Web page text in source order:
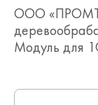
ООО
Модуль для